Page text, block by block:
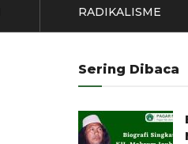
RADIKALISME
Sering Dibaca